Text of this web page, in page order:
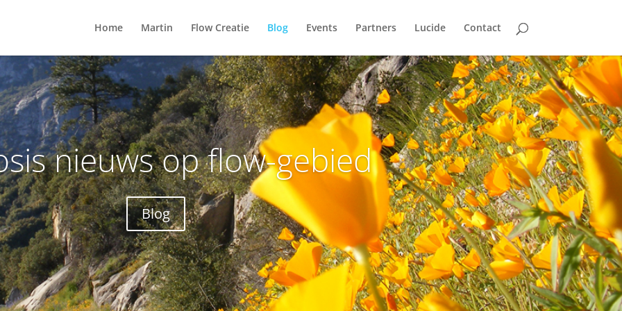
Home Martin Flow Creatie Blog Events Partners Lucide Contact
nieuws op flow-gebied
Blog